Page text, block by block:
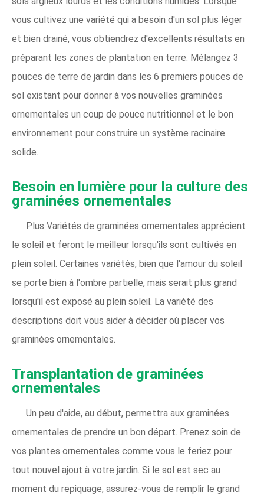
vous cultivez une variété qui a besoin d'un sol plus léger
et bien drainé, vous obtiendrez d'excellents résultats en
préparant les zones de plantation en terre. Mélangez 3
pouces de terre de jardin dans les 6 premiers pouces de
sol existant pour donner à vos nouvelles graminées
ornementales un coup de pouce nutritionnel et le bon
environnement pour construire un système racinaire
solide.
Besoin en lumière pour la culture des
graminées ornementales
Plus Variétés de graminées ornementales apprécient
le soleil et feront le meilleur lorsqu'ils sont cultivés en
plein soleil. Certaines variétés, bien que l'amour du soleil
se porte bien à l'ombre partielle, mais serait plus grand
lorsqu'il est exposé au plein soleil. La variété des
descriptions doit vous aider à décider où placer vos
graminées ornementales.
Transplantation de graminées
ornementales
Un peu d'aide, au début, permettra aux graminées
ornementales de prendre un bon départ. Prenez soin de
vos plantes ornementales comme vous le feriez pour
tout nouvel ajout à votre jardin. Si le sol est sec au
moment du repiquage, assurez-vous de remplir le grand